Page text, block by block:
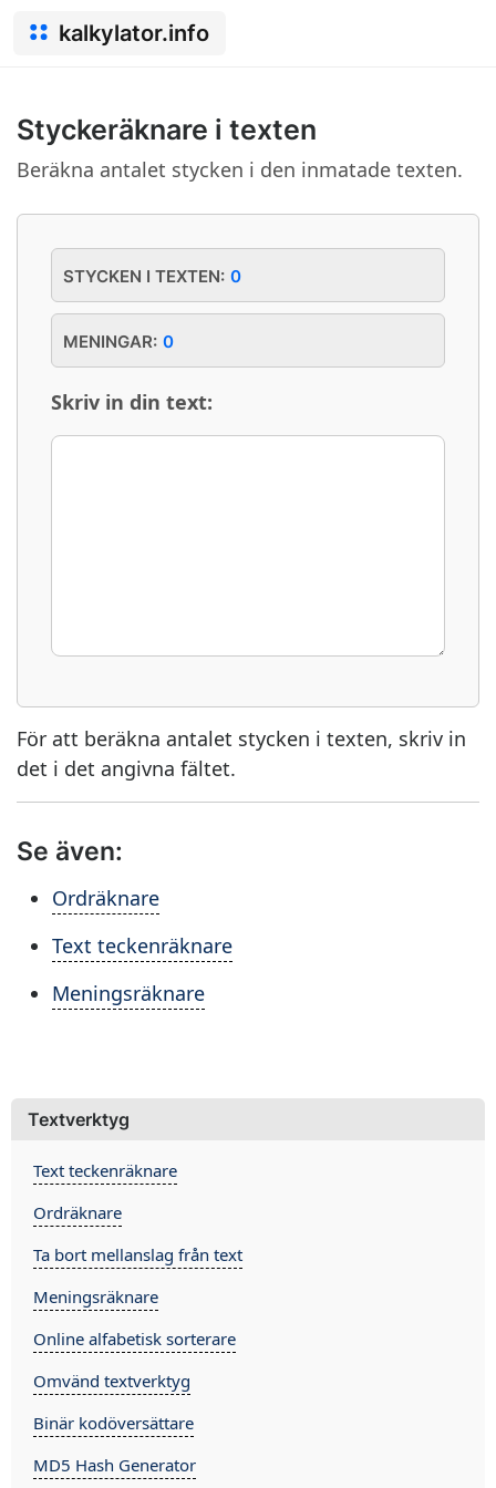
kalkylator.info
Styckeräknare i texten
Beräkna antalet stycken i den inmatade texten.
STYCKEN I TEXTEN: 0
MENINGAR: 0
Skriv in din text:
För att beräkna antalet stycken i texten, skriv in
det i det angivna fältet.
Se även:
Ordräknare
Text teckenräknare
Meningsräknare
Textverktyg
Text teckenräknare
Ordräknare
Ta bort mellanslag från text
Meningsräknare
Online alfabetisk sorterare
Omvänd textverktyg
Binär kodöversättare
MD5 Hash Generator